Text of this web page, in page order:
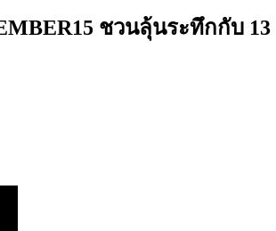
ชวนลุ้นระทึกกับ